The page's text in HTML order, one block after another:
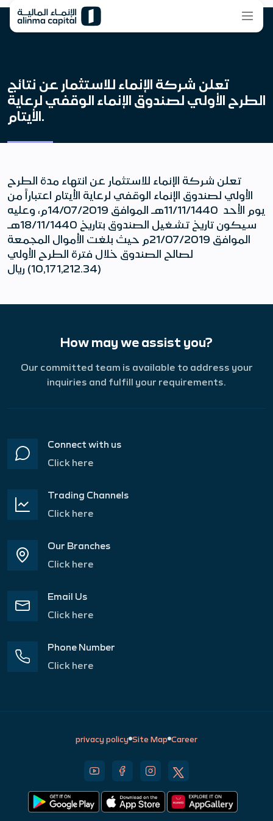
تعلن شركة الإنماء للاستثمار عن نتائج
الطرح الأولي لصندوق الإنماء الوقفي لرعاية
الأيتام.
تعلن شركة الإنماء للاستثمار عن انتهاء مدة الطرح
الأولي لصندوق الإنماء الوقفي لرعاية الأيتام اعتباراً من
يوم الأحد 11/11/1440هـ الموافق 14/07/2019م، وعليه
سيكون تاريخ تشغيل الصندوق بتاريخ 18/11/1440هـ
الموافق 21/07/2019م حيث بلغت الأموال المجمعة
لصالح الصندوق خلال فترة الطرح الأولي
(10,171,212.34) ريال
How may we assist you?
Our committed team is available to address your
inquiries and fulfill your requirements.
Connect with us
Click here
Trading Channels
Click here
Our Branches
Click here
Email Us
Click here
Phone Number
Click here
privacy policy Site Map Career